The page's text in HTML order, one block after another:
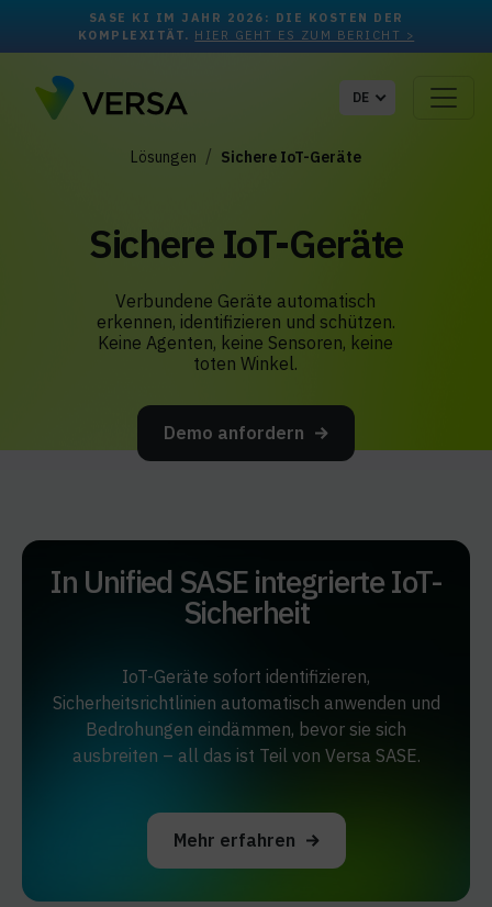
SASE KI IM JAHR 2026: DIE KOSTEN DER
KOMPLEXITÄT. HIER GEHT ES ZUM BERICHT >
DE
Lösungen Sichere IoT-Geräte
Sichere IoT-Geräte
Verbundene Geräte automatisch
erkennen, identifizieren und schützen.
Keine Agenten, keine Sensoren, keine
toten Winkel.
Demo anfordern
In Unified SASE integrierte IoT-
Sicherheit
IoT-Geräte sofort identifizieren,
Sicherheitsrichtlinien automatisch anwenden und
Bedrohungen eindämmen, bevor sie sich
ausbreiten – all das ist Teil von Versa SASE.
Mehr erfahren